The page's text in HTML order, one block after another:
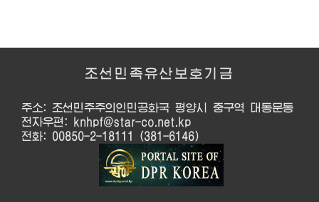
조선민족유산보호기금
주소: 조선민주주의인민공화국 평양시 중구역 대동문동
전자우편: knhpf@star-co.net.kp
전화: 00850-2-18111 (381-6146)